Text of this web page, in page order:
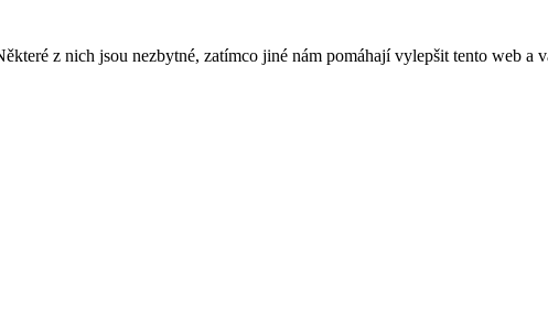
z nich jsou nezbytné, zatímco jiné nám pomáhají vylepšit tento web a